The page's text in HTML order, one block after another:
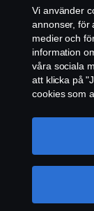
Scania Luleå /
Sweden, Tel.
Vi använder
annonser, för
medier och
information
våra sociala
att klicka på
cookies som
"Cookie-
acceptera.